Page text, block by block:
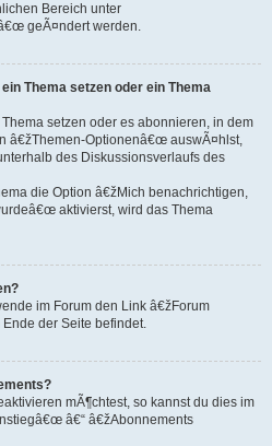
Bereich unter
geÃ¤ndert werden.
Thema setzen oder ein Thema
setzen oder es abonnieren, in dem
â€žThemen-Optionenâ€œ auswÃ¤hlst,
des Diskussionsverlaufs des
die Option â€žMich benachrichtigen,
aktivierst, wird das Thema
im Forum den Link â€žForum
der Seite befindet.
mÃ¶chtest, so kannst du dies im
â€“ â€žAbonnements